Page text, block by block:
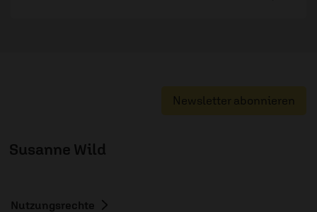
Newsletter abonnieren
Susanne Wild
Nutzungsrechte